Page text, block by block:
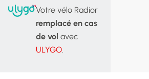
Votre vélo Radior
remplacé en cas
de vol avec
ULYGO.